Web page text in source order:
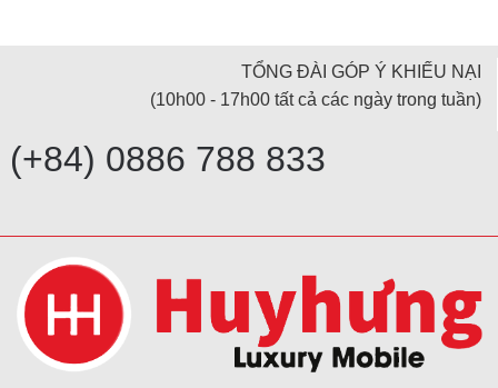
TỔNG ĐÀI GÓP Ý KHIẾU NẠI
(10h00 - 17h00 tất cả các ngày trong tuần)
(+84) 0886 788 833